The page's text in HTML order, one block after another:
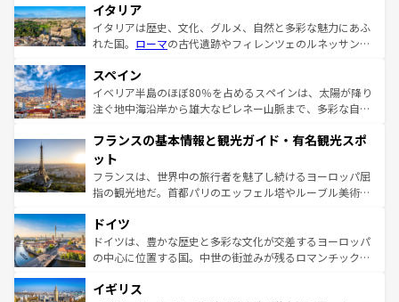
イタリア
イタリアは歴史、文化、グルメ、自然と多彩な魅力にあふ
れた国。 ローマの古代遺跡やフィレンツェのルネッサンス
ろん、トスカーナの美しい田園風景やアマルフィ海岸の絶
景など、自然景観も見逃せない。観光の合間には、本場の
ピザやパスタなど、絶品のイタリア料理を堪能することも
ませてくれるイタリアで、忘れられない旅をしてみよう！
なお、新着のイタリア情報は
しい。
スペイン
イベリア半島のほぼ80％を占めるスペインは、太陽が降り
注ぐ地中海沿岸から雄大なピレネー山脈まで、多彩な自然
文化が根付くこの国では、情熱的なフラメンコ、熱気あふ
れる闘牛、そして美味しいタパスが生活の一部となってい
る。首都マドリードの洗練された雰囲気や、バルセロナの
アートに溢れた街角から、地方では古代ローマ遺跡や中世
せる。地方によって風土や気候が異なるスペインはその個
性で訪れる人を魅了する。 なお、新着のスペイン情報は コ
ンテンツ一覧を参照してほしい。
フランスの基本情報と観光ガイド・有名観光スポ
ット
フランスは、世界中の旅行者を魅了し続けるヨーロッパ屈
指の観光地だ。首都パリのエッフェル塔やルーブル美術館
で、幅広い魅力が詰まっている。華麗な宮殿、歴史的な大
聖堂、美しいビーチ、そして豊かな自然が、訪れる者を心
から魅了する。また、フランスは美食の国としても知ら
いる。シャンパンの発祥地であるランス、プロヴァンスの
ドイツ
ドイツは、豊かな歴史と多彩な文化が交差するヨーロッパ
の中心に位置する国。中世の街並みが残るロマンチック街
顔を持つこの国は、どこを歩いても飽きることがない。ベ
イギリス